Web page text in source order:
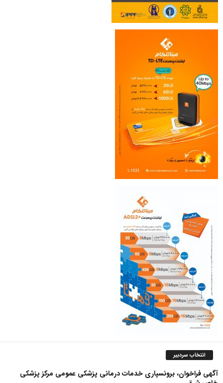
انتخاب سردبیر
آگهی فراخوان، برونسپاری خدمات درمانی پزشکی عمومی مرکز پزشکی